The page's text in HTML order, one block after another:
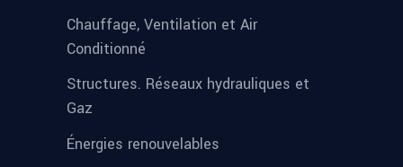
Chauffage, Ventilation et Air
Conditionné
Structures. Réseaux hydrauliques et
Gaz
Énergies renouvelables